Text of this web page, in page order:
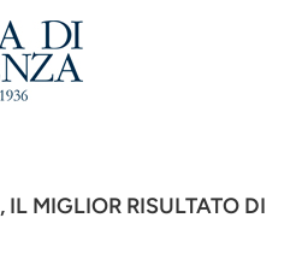
, IL MIGLIOR RISULTATO DI